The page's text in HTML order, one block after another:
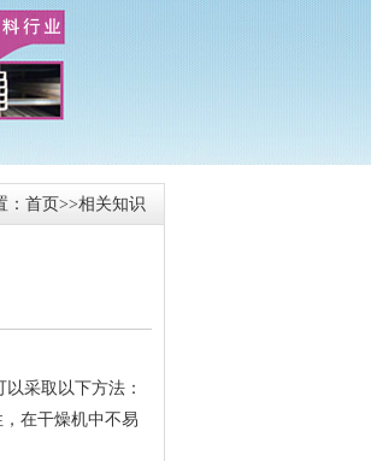
： 首页>>相关知识
采取以下方法：
在干燥机中不易